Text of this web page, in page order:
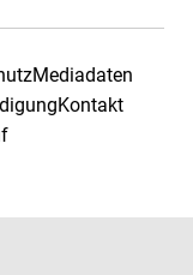
Mediadaten
Kontakt